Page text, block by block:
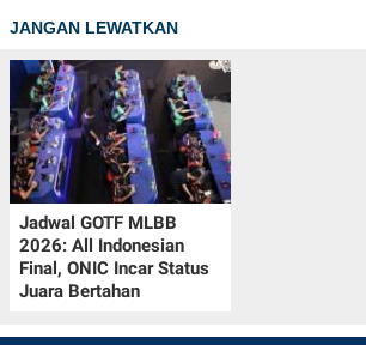
JANGAN LEWATKAN
Jadwal GOTF MLBB
2026: All Indonesian
Final, ONIC Incar Status
Juara Bertahan